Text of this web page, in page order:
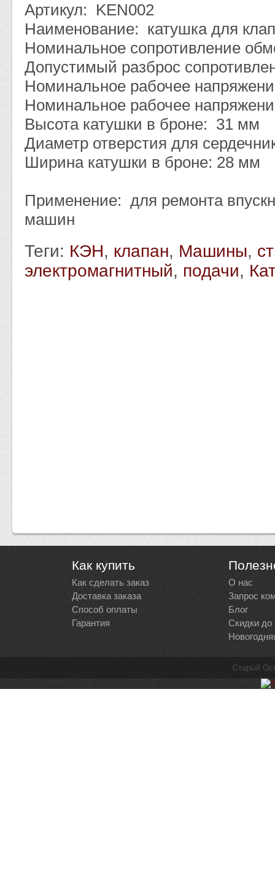
Артикул: KEN002
Наименование: катушка для
Номинальное сопротивление
Допустимый разброс
Номинальное рабочее
Номинальное рабочее
Высота катушки в броне: 31 мм
Диаметр отверстия для
Ширина катушки в броне: 28 мм
Применение: для ремонта
машин
Теги: КЭН, клапан, Машины,
электромагнитный, подачи,
Как купить
Как сделать заказ
Доставка заказа
Способ оплаты
Гарантия
О нас
Запрос
Блог
Скидки до
Старый